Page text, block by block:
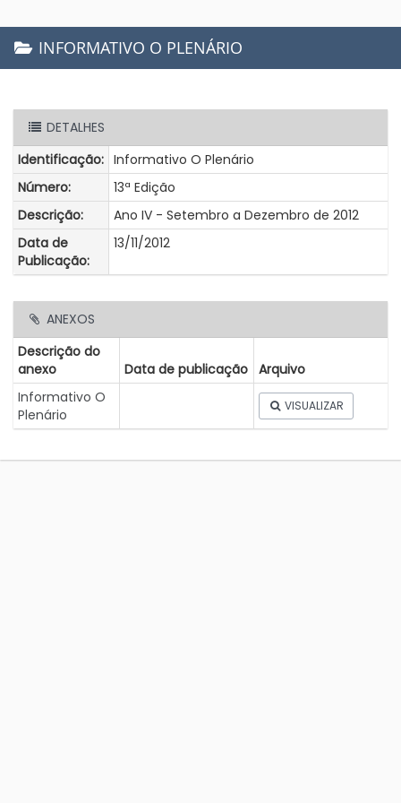
INFORMATIVO O PLENÁRIO
DETALHES
Identificação: Informativo O Plenário
Número:
13ª Edição
Descrição:
Ano IV - Setembro a Dezembro de 2012
Data de
Publicação:
13/11/2012
ANEXOS
Descrição do
anexo
Data de publicação Arquivo
Informativo O
Plenário
VISUALIZAR